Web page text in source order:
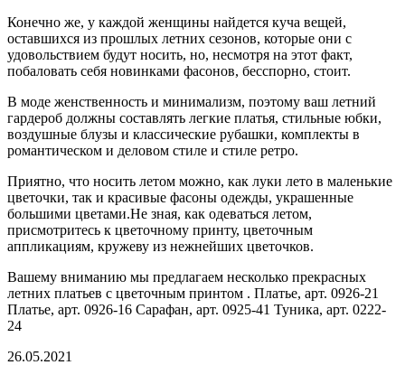
Конечно же, у каждой женщины найдется куча вещей,
оставшихся из прошлых летних сезонов, которые они с
удовольствием будут носить, но, несмотря на этот факт,
побаловать себя новинками фасонов, бесспорно, стоит.
В моде женственность и минимализм, поэтому ваш летний
гардероб должны составлять легкие платья, стильные юбки,
воздушные блузы и классические рубашки, комплекты в
романтическом и деловом стиле и стиле ретро.
Приятно, что носить летом можно, как луки лето в маленькие
цветочки, так и красивые фасоны одежды, украшенные
большими цветами.Не зная, как одеваться летом,
присмотритесь к цветочному принту, цветочным
аппликациям, кружеву из нежнейших цветочков.
Вашему вниманию мы предлагаем несколько прекрасных
летних платьев с цветочным принтом . Платье, арт. 0926-21
Платье, арт. 0926-16 Сарафан, арт. 0925-41 Туника, арт. 0222-
24
26.05.2021